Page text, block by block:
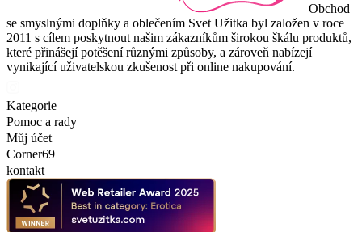
Obchod
se smyslnými doplňky a oblečením Svet Užitka byl založen v roce
2011 s cílem poskytnout našim zákazníkům širokou škálu produktů,
které přinášejí potěšení různými způsoby, a zároveň nabízejí
vynikající uživatelskou zkušenost při online nakupování.
Kategorie
Pomoc a rady
Můj účet
Corner69
kontakt